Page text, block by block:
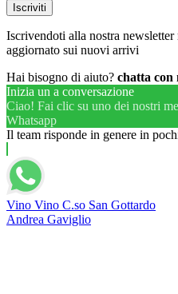
Iscrivendoti alla nostra newsletter
aggiornato sui nuovi arrivi
Hai bisogno di aiuto? chatta con
Inizia un a conversazione
Ciao! Fai clic su uno dei nostri
Whatsapp
Il team risponde in genere in
Vino Vino C.so San Gottardo
Andrea Gaviglio